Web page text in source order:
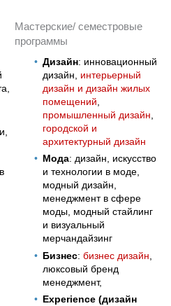
Мастерские/ семестровые
программы
Дизайн: инновационный
дизайн, интерьерный
дизайн и дизайн жилых
помещений
промышленный дизайн
городской и
архитектурный дизайн
Мода: дизайн, искусство
и технологии в моде,
модный дизайн,
менеджмент в сфере
моды, модный стайлинг
и визуальный
мерчандайзинг
Бизнес: бизнес дизайн
люксовый бренд
менеджмент,
Experience (дизайн